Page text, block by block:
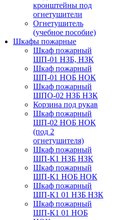
кронштейны под
огнетушители
Огнетушитель
(учебное пособие)
Шкафы пожарные
Шкаф пожарный
ШП-01 НЗБ, НЗК
Шкаф пожарный
ШП-01 НОБ НОК
Шкаф пожарный
ШПО-02 НЗБ НЗК
Корзина под рукав
Шкаф пожарный
ШП-02 НОБ НОК
(под 2
огнетушителя)
Шкаф пожарный
ШП-К1 НЗБ НЗК
Шкаф пожарный
ШП-К1 НОБ НОК
Шкаф пожарный
ШП-К1 01 НЗБ НЗК
Шкаф пожарный
ШП-К1 01 НОБ